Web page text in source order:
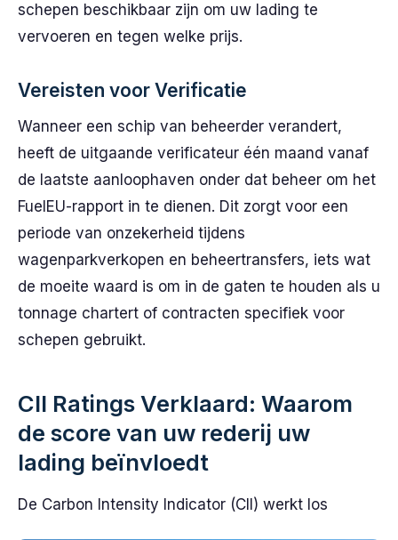
schepen beschikbaar zijn om uw lading te
vervoeren en tegen welke prijs.
Vereisten voor Verificatie
Wanneer een schip van beheerder verandert,
heeft de uitgaande verificateur één maand vanaf
de laatste aanloophaven onder dat beheer om het
FuelEU-rapport in te dienen. Dit zorgt voor een
periode van onzekerheid tijdens
wagenparkverkopen en beheertransfers, iets wat
de moeite waard is om in de gaten te houden als u
tonnage chartert of contracten specifiek voor
schepen gebruikt.
CII Ratings Verklaard: Waarom
de score van uw rederij uw
lading beïnvloedt
De Carbon Intensity Indicator (CII) werkt los